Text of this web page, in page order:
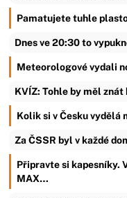
Pamatujete tuhle
Dnes ve 20:30 to
Meteorologové vydali
KVÍZ: Tohle by měl
Kolik si v Česku
Za ČSSR byl v každé
Připravte si kapesníky.
MAX…